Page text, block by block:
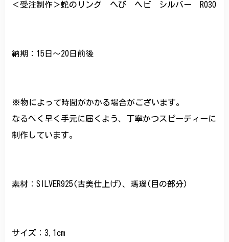
＜受注制作＞蛇のリング へび ヘビ シルバー R030
納期：15日～20日前後
※物によって時間がかかる場合がございます。
なるべく早く手元に届くよう、丁寧かつスピーディーに
制作しています。
素材：SILVER925(古美仕上げ)、瑪瑙(目の部分)
サイズ：3.1cm